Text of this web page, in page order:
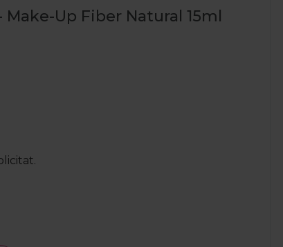
Up Fiber Natural 15ml